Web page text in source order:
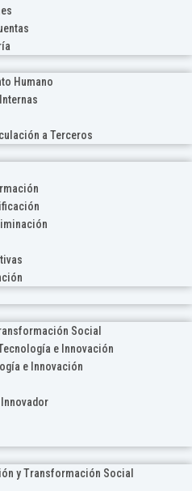
Humano
a Terceros
Social
e Innovación
e Innovación
y Transformación Social